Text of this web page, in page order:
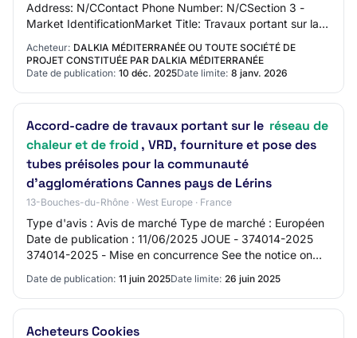
Address: N/CContact Phone Number: N/CSection 3 -
Market IdentificationMarket Title: Travaux portant sur la
construction de la centrale de production du rés…
Acheteur: DALKIA MÉDITERRANÉE OU TOUTE SOCIÉTÉ DE
PROJET CONSTITUÉE PAR DALKIA MÉDITERRANÉE
Date de publication: 10 déc. 2025Date limite: 8 janv. 2026
Accord-cadre de travaux portant sur le réseau de
chaleur et de froid , VRD, fourniture et pose des
tubes préisoles pour la communauté
d'agglomérations Cannes pays de Lérins
13-Bouches-du-Rhône · West Europe · France
Type d'avis : Avis de marché Type de marché : Européen
Date de publication : 11/06/2025 JOUE - 374014-2025
374014-2025 - Mise en concurrence See the notice on
Date de publication: 11 juin 2025Date limite: 26 juin 2025
Acheteurs Cookies